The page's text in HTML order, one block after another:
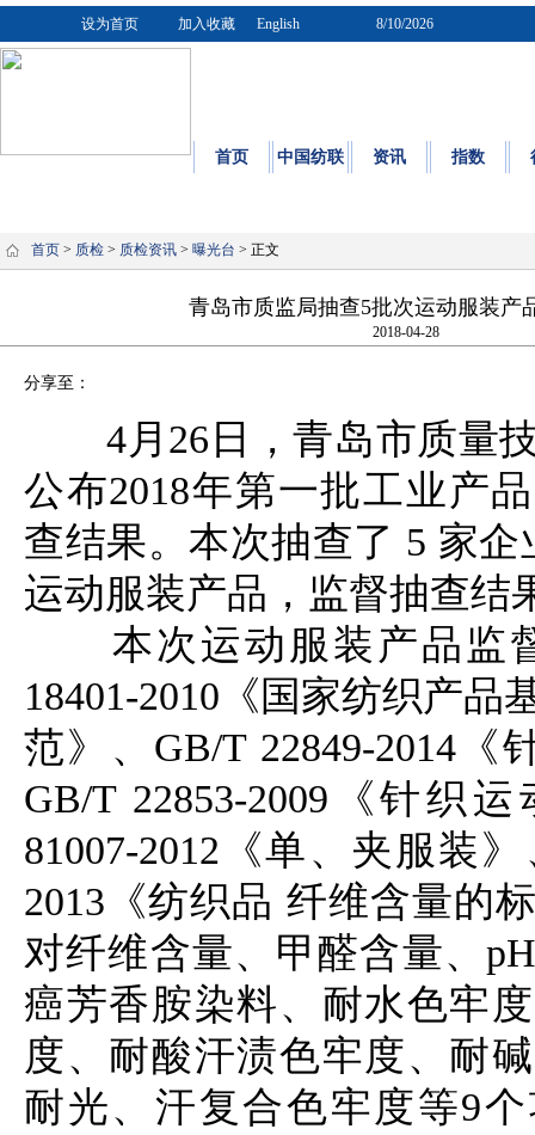
设为首页 加入收藏 English 8/10/2026
首页 中国纺联 资讯 指数
首页 > 质检 > 质检资讯 > 曝光台 > 正文
青岛市质监局抽查5批次运动服装产
2018-04-28
分享至：
4月26日，青岛市质量
公布2018年第一批工业产
查结果。本次抽查了 5 家企
运动服装产品，监督抽查结
本次运动服装产品监
18401-2010《国家纺织产品
范》、GB/T 22849-2014《
GB/T 22853-2009《针织
81007-2012《单、夹服装》
2013《纺织品 纤维含量的
对纤维含量、甲醛含量、
癌芳香胺染料、耐水色牢
度、耐酸汗渍色牢度、耐
耐光、汗复合色牢度等9